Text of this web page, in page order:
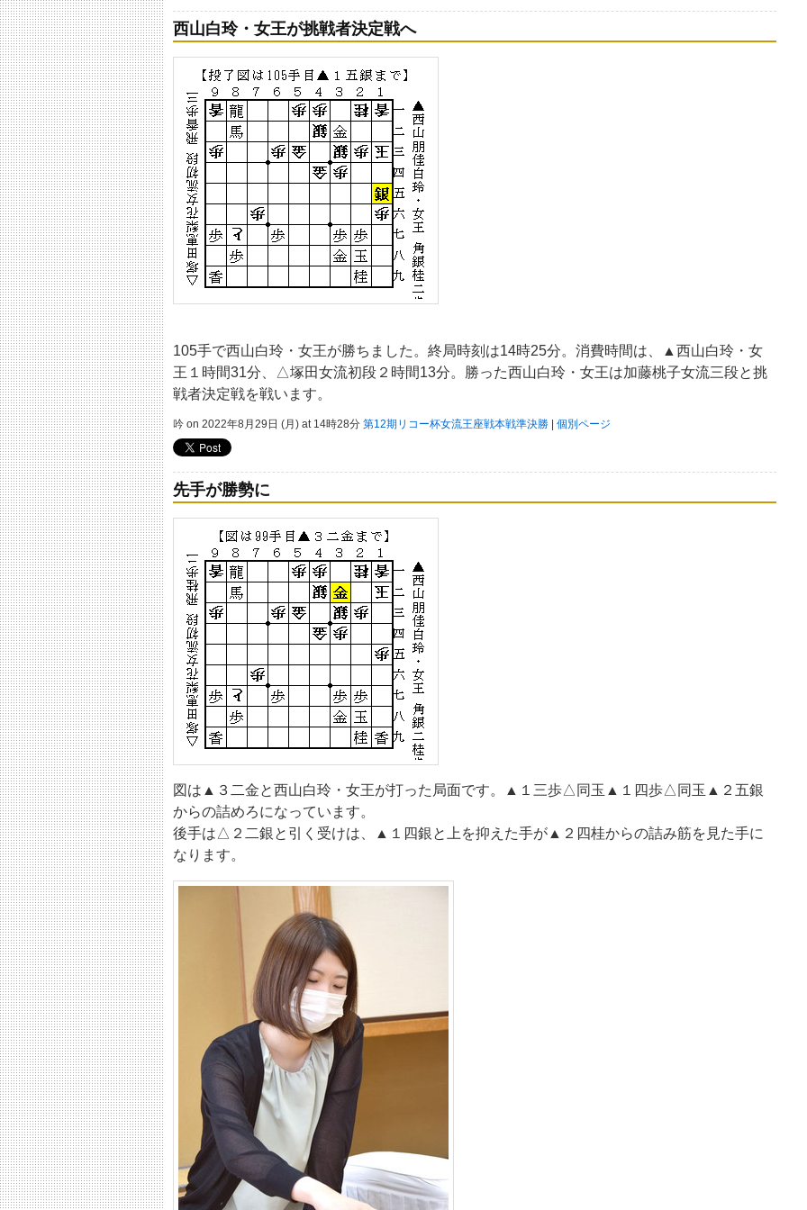
西山白玲・女王が挑戦者決定戦へ
105手で西山白玲・女王が勝ちました。終局時刻は14時25分。消費時間は、▲西山白玲・女
王１時間31分、△塚田女流初段２時間13分。勝った西山白玲・女王は加藤桃子女流三段と挑
戦者決定戦を戦います。
吟 on 2022年8月29日 (月) at 14時28分 第12期リコー杯女流王座戦本戦準決勝 個別ページ
先手が勝勢に
図は▲３二金と西山白玲・女王が打った局面です。▲１三歩△同玉▲１四歩△同玉▲２五銀
からの詰めろになっています。
後手は△２二銀と引く受けは、▲１四銀と上を抑えた手が▲２四桂からの詰み筋を見た手に
なります。